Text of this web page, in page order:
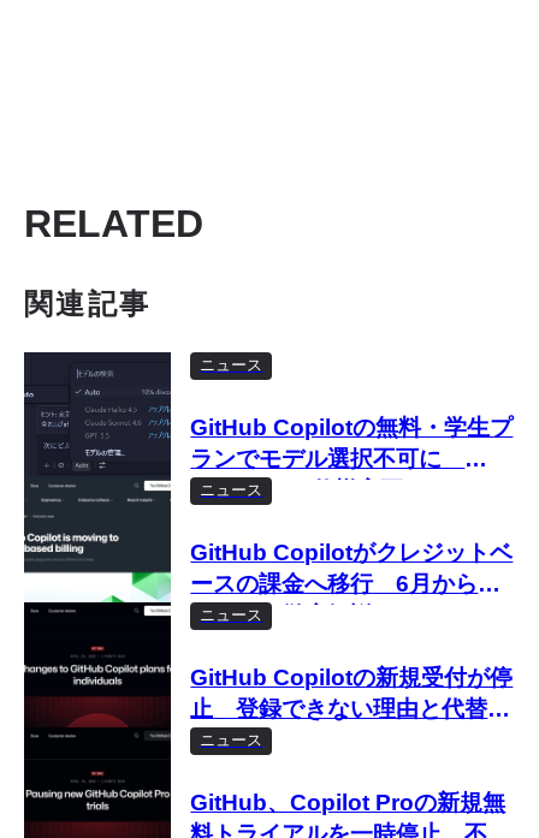
RELATED
関連記事
ニュース
GitHub Copilotの無料・学生プ
ランでモデル選択不可に
Autoのみに仕様変更
ニュース
GitHub Copilotがクレジットベ
ースの課金へ移行 6月からの
変更点を徹底解説
ニュース
GitHub Copilotの新規受付が停
止 登録できない理由と代替手
段は？
ニュース
GitHub、Copilot Proの新規無